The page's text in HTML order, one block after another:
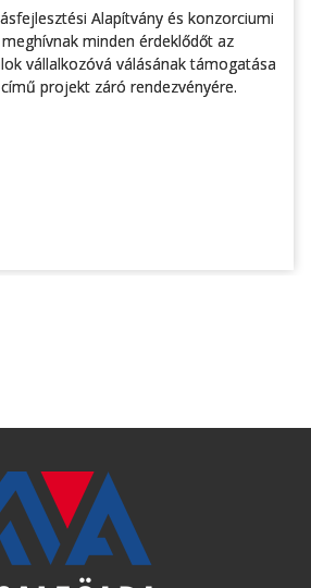
Alapítvány és konzorciumi
minden érdeklődőt az
vállalkozóvá válásának támogatása
projekt záró rendezvényére.